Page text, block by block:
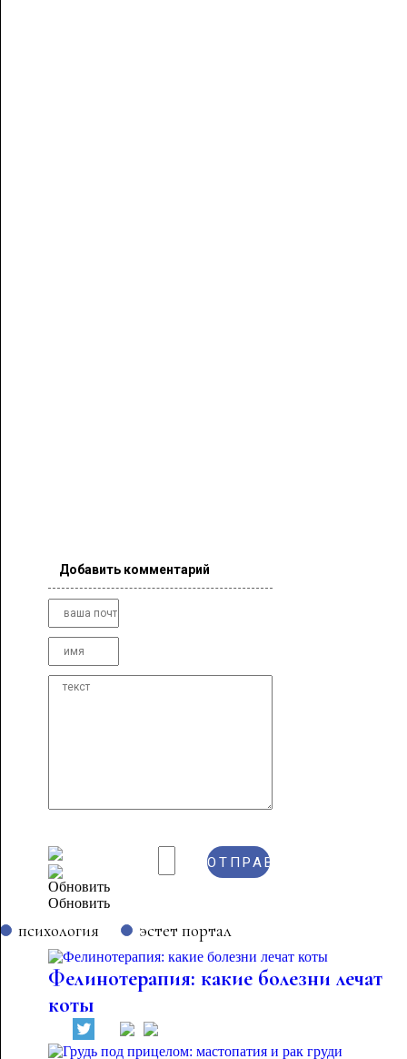
Добавить комментарий
Обновить
психология эстет портал
Фелинотерапия: какие болезни лечат
коты